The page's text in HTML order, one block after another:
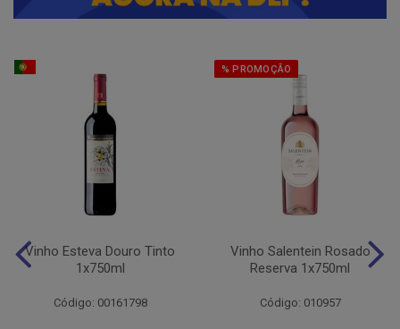
Vinho Esteva Douro Tinto
1x750ml
Código: 00161798
% PROMOÇÃO
Vinho Salentein Rosado
Reserva 1x750ml
Código: 010957